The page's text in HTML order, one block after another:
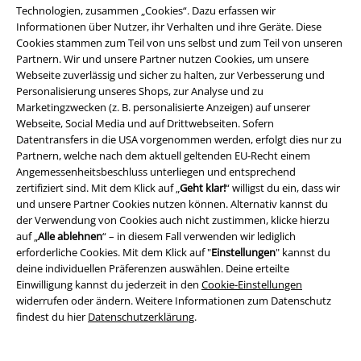
Technologien, zusammen „Cookies“. Dazu erfassen wir
Informationen über Nutzer, ihr Verhalten und ihre Geräte. Diese
Cookies stammen zum Teil von uns selbst und zum Teil von unseren
Partnern. Wir und unsere Partner nutzen Cookies, um unsere
Webseite zuverlässig und sicher zu halten, zur Verbesserung und
Personalisierung unseres Shops, zur Analyse und zu
Marketingzwecken (z. B. personalisierte Anzeigen) auf unserer
Webseite, Social Media und auf Drittwebseiten. Sofern
Datentransfers in die USA vorgenommen werden, erfolgt dies nur zu
Partnern, welche nach dem aktuell geltenden EU-Recht einem
Angemessenheitsbeschluss unterliegen und entsprechend
zertifiziert sind. Mit dem Klick auf „Geht klar!“ willigst du ein, dass wir
und unsere Partner Cookies nutzen können. Alternativ kannst du
der Verwendung von Cookies auch nicht zustimmen, klicke hierzu
auf „Alle ablehnen“ – in diesem Fall verwenden wir lediglich
erforderliche Cookies. Mit dem Klick auf "Einstellungen" kannst du
deine individuellen Präferenzen auswählen. Deine erteilte
Einwilligung kannst du jederzeit in den Cookie-Einstellungen
widerrufen oder ändern. Weitere Informationen zum Datenschutz
findest du hier Datenschutzerklärung.
Lemmy Kilmister
Die Karriere von Lemmy Kilmister begann an einem beschaulichen
Heiligabend im Jahre 1945. Während sich Europa noch die Wunden
leckte, die der zweite Weltkrieg hinterlassen hatte, steuerte Lemmy
zielstrebig in das Minenfeld Rock 'n' Roll. Dem Alkohol nicht abgeneigt
und Drogen ebenfalls aufgeschlossen - jedoch niemals Heroin
konsumierte - arbeitete Lemmy unter anderem als Roadie für Jimi
Hendrix.
Doch seine eigene Musik wollte er ebenfalls verfolgen und so gründete
man 1969 die Space Rock-BandHawkwind, welche die ersten
musikalischen Gehversuche von Lemmy Kilmister darstellen sollten. Als
er 1975 aus der Band geworfen wurde, gründete er kurzerhand
Motörhead. Der Rest ist Geschichte!
Mit 40 Jahren auf dem Buckel als Frontmann und Basser von
Motörhead, hat sich Lemmy einen Namen gemacht. Jedoch war er auch
ein sehr gefragter Mann, wenn es um Zusammenarbeiten ging. Probot -